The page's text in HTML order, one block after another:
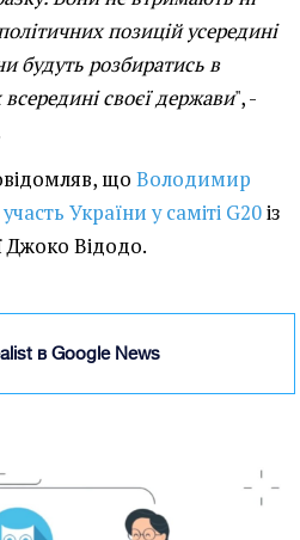
позицій усередині
будуть розбиратись в
своєї держави", -
що Володимир
України у саміті G20із
Джоко Відодо.
в Google News